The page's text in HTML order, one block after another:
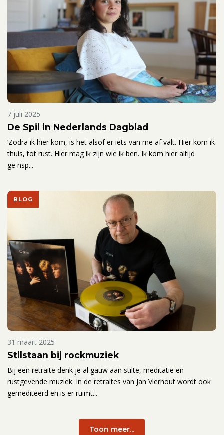
7 juli 2025
De Spil in Nederlands Dagblad
‘Zodra ik hier kom, is het alsof er iets van me af valt. Hier kom ik
thuis, tot rust. Hier mag ik zijn wie ik ben. Ik kom hier altijd
geïnsp...
BLOG
31 maart 2025
Stilstaan bij rockmuziek
Bij een retraite denk je al gauw aan stilte, meditatie en
rustgevende muziek. In de retraites van Jan Vierhout wordt ook
gemediteerd en is er ruimt...
Toon meer...